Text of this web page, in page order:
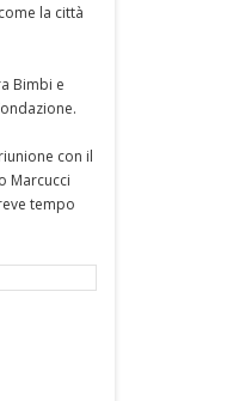
la città
Bimbi e
con il
Marcucci
tempo